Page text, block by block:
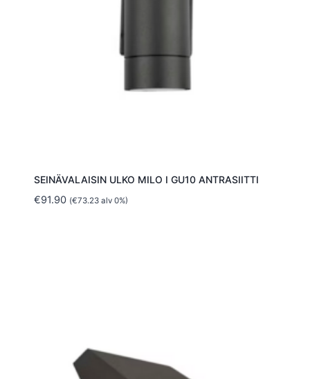
SEINÄVALAISIN ULKO MILO I GU10 ANTRASIITTI
€91.90 (€73.23alv 0%)